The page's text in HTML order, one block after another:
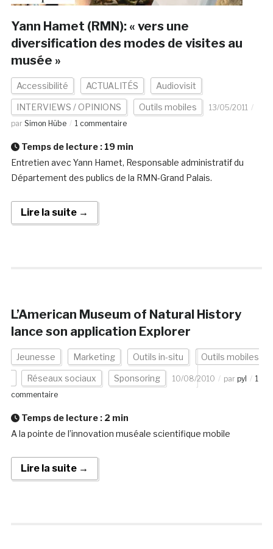
Yann Hamet (RMN): « vers une
diversification des modes de visites au
musée »
Accessibilité ACTUALITÉS Audiovisit
INTERVIEWS / OPINIONS Outils mobiles
13/05/2011
par Simon Hübe 1 commentaire
Temps de lecture : 19 min
Entretien avec Yann Hamet, Responsable administratif du
Département des publics de la RMN-Grand Palais.
Lire la suite →
L’American Museum of Natural History
lance son application Explorer
Jeunesse Marketing Outils in-situ Outils mobiles
Réseaux sociaux Sponsoring 10/08/2010 par pyl
1
commentaire
Temps de lecture : 2 min
A la pointe de l’innovation muséale scientifique mobile
Lire la suite →